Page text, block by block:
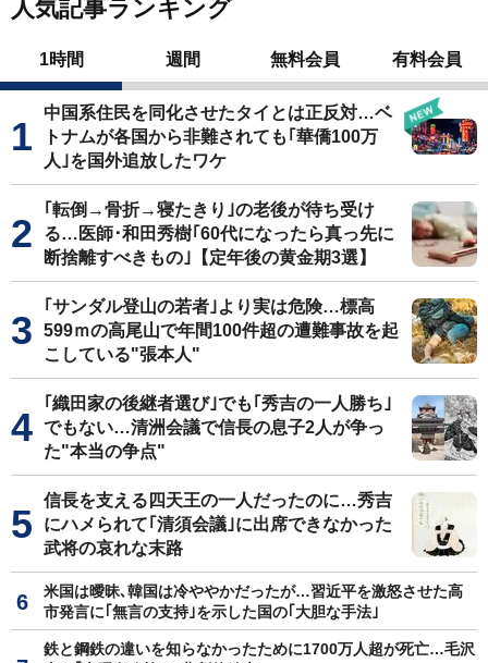
人気記事ランキング
1時間 週間 無料会員 有料会員
中国系住民を同化させたタイとは正反対…ベ
トナムが各国から非難されても｢華僑100万
人｣を国外追放したワケ
｢転倒→骨折→寝たきり｣の老後が待ち受け
る…医師･和田秀樹｢60代になったら真っ先に
断捨離すべきもの｣【定年後の黄金期3選】
｢サンダル登山の若者｣より実は危険…標高
599ｍの高尾山で年間100件超の遭難事故を起
こしている"張本人"
｢織田家の後継者選び｣でも｢秀吉の一人勝ち｣
でもない…清洲会議で信長の息子2人が争っ
た"本当の争点"
信長を支える四天王の一人だったのに…秀吉
にハメられて｢清須会議｣に出席できなかった
武将の哀れな末路
米国は曖昧､韓国は冷ややかだったが…習近平を激怒させた高
市発言に｢無言の支持｣を示した国の｢大胆な手法｣
鉄と鋼鉄の違いを知らなかったために1700万人超が死亡…毛沢